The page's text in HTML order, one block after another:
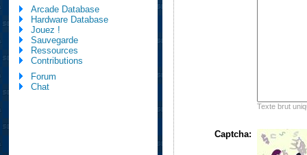
Texte brut
Captcha:
Arcade Database
Hardware Database
Jouez !
Sauvegarde
Ressources
Contributions
Forum
Chat